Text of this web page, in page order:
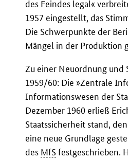
des Feindes legal«
1957 eingestellt, das
Die Schwerpunkte der
Mängel in der Produktion
Zu einer Neuordnung und
1959/60: Die »Zentrale
Informationswesen der
Dezember 1960 erließ
Staatssicherheit stand,
eine neue Grundlage
des MfSfestgeschrieben.